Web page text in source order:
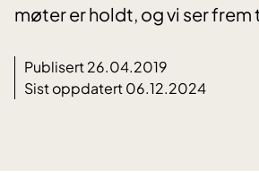
møter er holdt, og vi ser
Publisert 26.04.2019
Sist oppdatert 06.12.2024